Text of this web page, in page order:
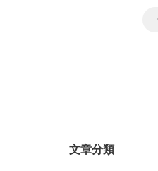
文章分類